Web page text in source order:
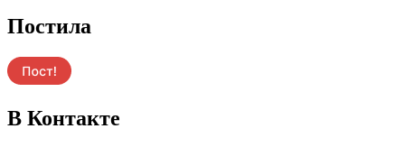
Постила
В Контакте